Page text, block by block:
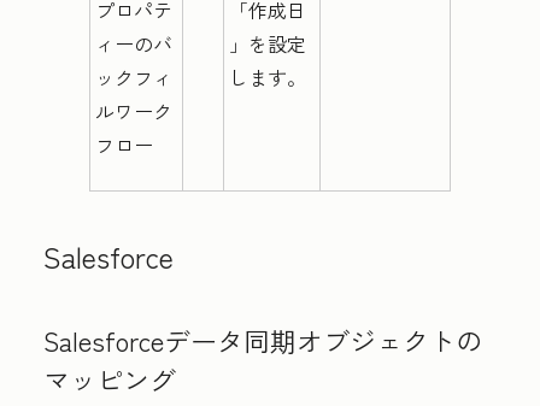
プロパテ
ィーのバ
ックフィ
ルワーク
フロー
「作成日
」を設定
します。
Salesforce
Salesforceデータ同期オブジェクトの
マッピング